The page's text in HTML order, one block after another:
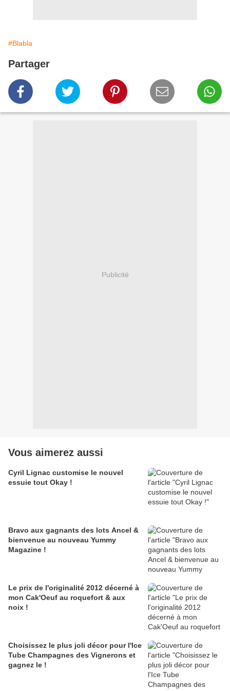
#Blabla
Partager
Publicité
Vous aimerez aussi
Cyril Lignac customise le nouvel
essuie tout Okay !
Bravo aux gagnants des lots Ancel &
bienvenue au nouveau Yummy
Magazine !
Le prix de l'originalité 2012 décerné à
mon Cak'Oeuf au roquefort & aux
noix !
Choisissez le plus joli décor pour l'Ice
Tube Champagnes des Vignerons et
gagnez le !